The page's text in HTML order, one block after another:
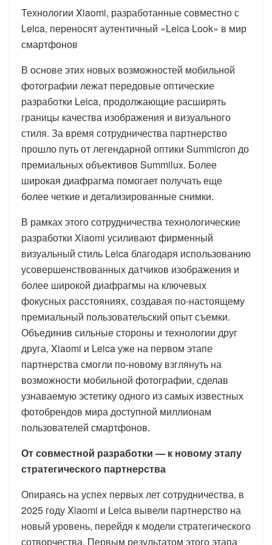
Технологии Xiaomi, разработанные совместно с
Leica, переносят аутентичный «Leica Look» в мир
смартфонов
В основе этих новых возможностей мобильной
фотографии лежат передовые оптические
разработки Leica, продолжающие расширять
границы качества изображения и визуального
стиля. За время сотрудничества партнерство
прошло путь от легендарной оптики Summicron до
премиальных объективов Summilux. Более
широкая диафрагма помогает получать еще
более четкие и детализированные снимки.
В рамках этого сотрудничества технологические
разработки Xiaomi усиливают фирменный
визуальный стиль Leica благодаря использованию
усовершенствованных датчиков изображения и
более широкой диафрагмы на ключевых
фокусных расстояниях, создавая по-настоящему
премиальный пользовательский опыт съемки.
Объединив сильные стороны и технологии друг
друга, Xiaomi и Leica уже на первом этапе
партнерства смогли по-новому взглянуть на
возможности мобильной фотографии, сделав
узнаваемую эстетику одного из самых известных
фотобрендов мира доступной миллионам
пользователей смартфонов.
От совместной разработки — к новому этапу
стратегического партнерства
Опираясь на успех первых лет сотрудничества, в
2025 году Xiaomi и Leica вывели партнерство на
новый уровень, перейдя к модели стратегического
сотворчества. Первым результатом этого этапа